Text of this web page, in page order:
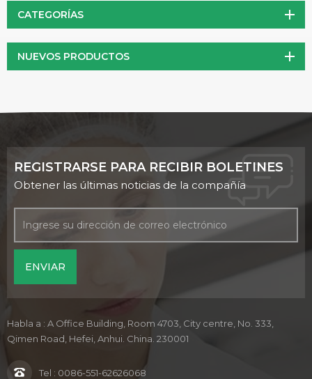
CATEGORÍAS
NUEVOS PRODUCTOS
REGISTRARSE PARA RECIBIR BOLETINES
Obtener las últimas noticias de la compañía
Habla a : A Office Building, Room 4703, City centre, No. 333,
Qimen Road, Hefei, Anhui. China. 230001
Tel : 0086-551-62626068